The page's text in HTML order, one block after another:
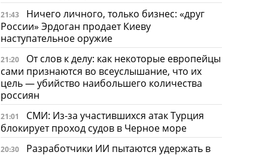
21:43
Ничего личного, только бизнес: «друг
России» Эрдоган продает Киеву
наступательное оружие
21:20
От слов к делу: как некоторые европейцы
сами признаются во всеуслышание, что их
цель — убийство наибольшего количества
россиян
21:01
СМИ: Из-за участившихся атак Турция
блокирует проход судов в Черное море
20:30
Разработчики ИИ пытаются удержать в